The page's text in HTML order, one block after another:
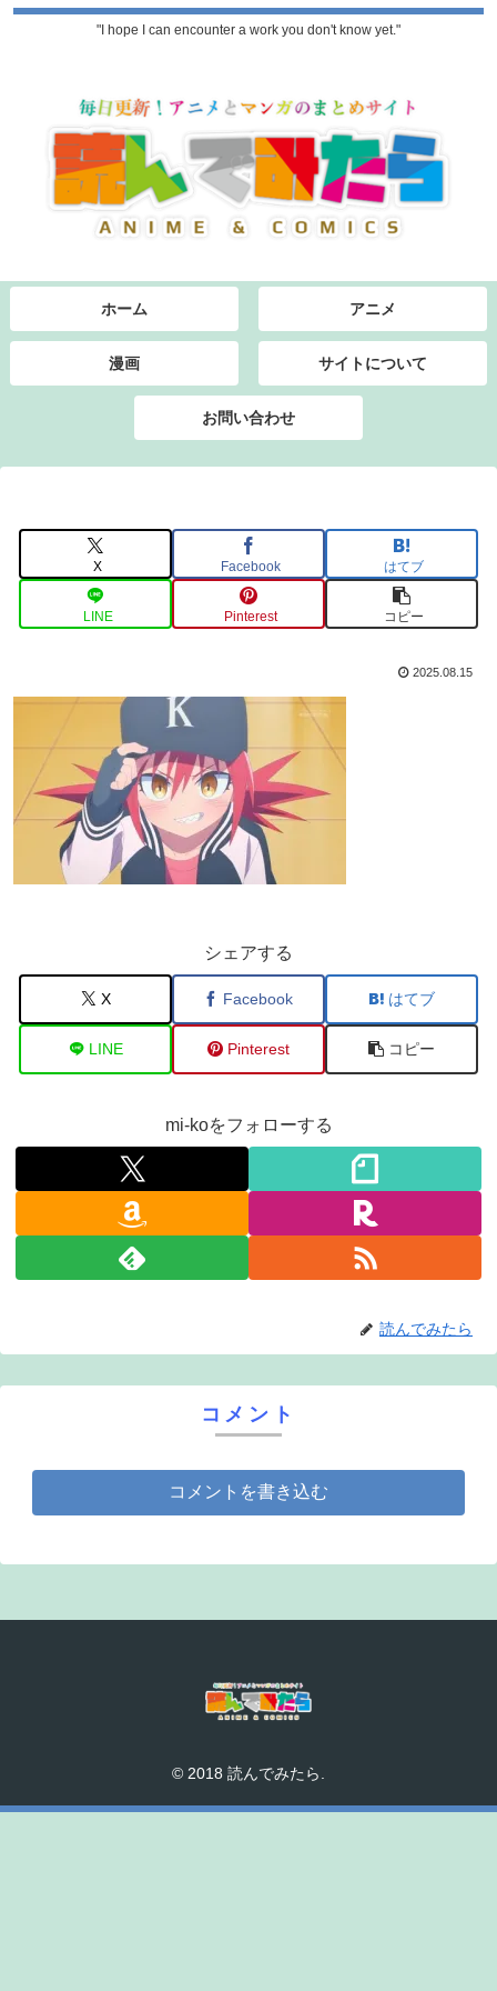
"I hope I can encounter a work you don't know yet."
ホーム アニメ
漫画 サイトについて
お問い合わせ
X Facebook はてブ
LINE Pinterest コピー
2025.08.15
シェアする
X Facebook はてブ
LINE Pinterest コピー
mi-koをフォローする
読んでみたら
コメント
コメントを書き込む
© 2018 読んでみたら.